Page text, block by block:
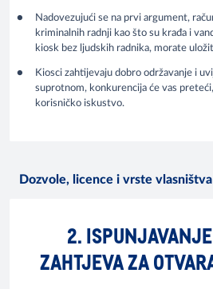
Nadovezujući se na prvi argument,
kriminalnih radnji kao što su krađa i
kiosk bez ljudskih radnika, morate
Kiosci zahtijevaju dobro održavanje i
suprotnom, konkurencija će vas
korisničko iskustvo.
Dozvole, licence i vrste
2.
ZAHTJEVA ZA